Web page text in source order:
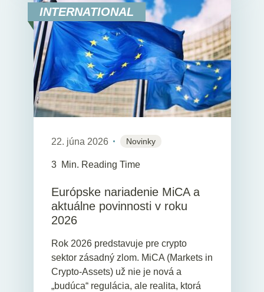
INTERNATIONAL
22. júna 2026 Novinky
3 Min. Reading Time
Európske nariadenie MiCA a
aktuálne povinnosti v roku
2026
Rok 2026 predstavuje pre crypto
sektor zásadný zlom. MiCA (Markets in
Crypto-Assets) už nie je nová a
„budúca“ regulácia, ale realita, ktorá